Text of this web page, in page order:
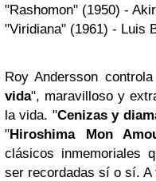
"Rashomon" (1950) -
"Viridiana" (1961) - Luis
Roy Andersson
vida", maravilloso y
la vida. "Cenizas y
"Hiroshima Mon
clásicos inmemoriales
ser recordadas sí o sí. A